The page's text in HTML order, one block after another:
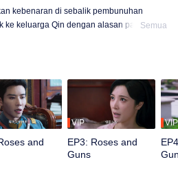
kebenaran di sebalik pembunuhan
ke keluarga Qin dengan alasan palsu.
ketika Qin Kewen kembali dengan
untuk mendedahkan Wen Yunong
sikap mereka bermusuh, emosi mereka
pertemuan.
Semua
and
VIP
EP3: Roses and
Guns
VIP